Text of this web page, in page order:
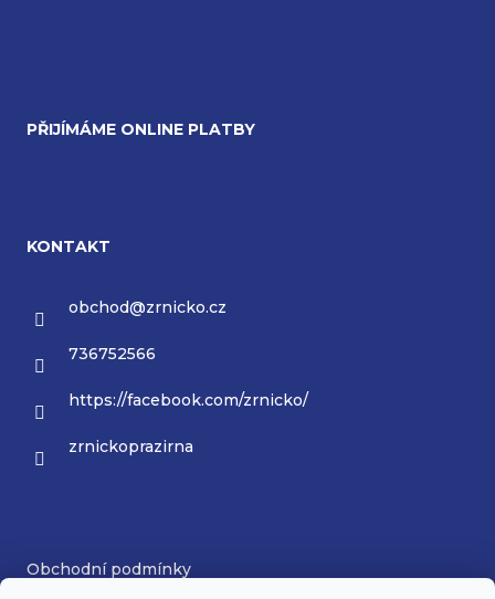
PŘIJÍMÁME ONLINE PLATBY
KONTAKT
obchod@zrnicko.cz
736752566
https://facebook.com/zrnicko/
zrnickoprazirna
Obchodní podmínky